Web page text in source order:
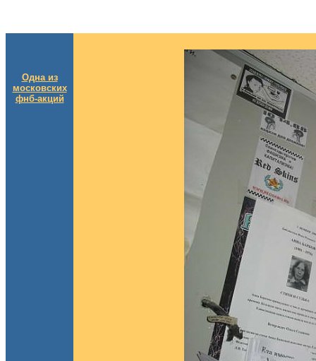
Одна из
московских
фнб-акций